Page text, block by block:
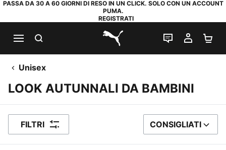
PASSA DA 30 A 60 GIORNI DI RESO IN UN CLICK. SOLO CON UN ACCOUNT
PUMA.
REGISTRATI
PUMA.com
CHAT IL MIO
Unisex
LOOK AUTUNNALI DA BAMBINI
FILTRI ORDINA PER
CONSIGLIATI